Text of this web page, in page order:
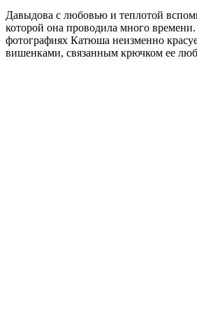
Давыдова с любовью и теплотой
которой она проводила много
фотографиях Катюша неизменно
вишенками, связанным крючком ее